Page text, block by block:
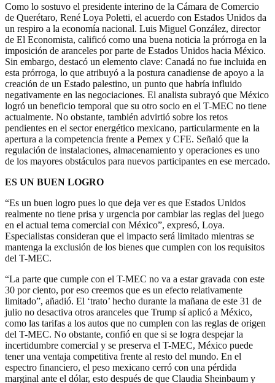
Como lo sostuvo el presidente interino de la Cámara de Comercio
de Querétaro, René Loya Poletti, el acuerdo con Estados Unidos da
un respiro a la economía nacional. Luis Miguel González, director
de El Economista, calificó como una buena noticia la prórroga en la
imposición de aranceles por parte de Estados Unidos hacia México.
Sin embargo, destacó un elemento clave: Canadá no fue incluida en
esta prórroga, lo que atribuyó a la postura canadiense de apoyo a la
creación de un Estado palestino, un punto que habría influido
negativamente en las negociaciones. El analista subrayó que México
logró un beneficio temporal que su otro socio en el T-MEC no tiene
actualmente. No obstante, también advirtió sobre los retos
pendientes en el sector energético mexicano, particularmente en la
apertura a la competencia frente a Pemex y CFE. Señaló que la
regulación de instalaciones, almacenamiento y operaciones es uno
de los mayores obstáculos para nuevos participantes en ese mercado.
ES UN BUEN LOGRO
“Es un buen logro pues lo que deja ver es que Estados Unidos
realmente no tiene prisa y urgencia por cambiar las reglas del juego
en el actual tema comercial con México”, expresó, Loya.
Especialistas consideran que el impacto será limitado mientras se
mantenga la exclusión de los bienes que cumplen con los requisitos
del T-MEC.
“La parte que cumple con el T-MEC no va a estar gravada con este
30 por ciento, por eso creemos que es un efecto relativamente
limitado”, añadió. El ‘trato’ hecho durante la mañana de este 31 de
julio no desactiva otros aranceles que Trump sí aplicó a México,
como las tarifas a los autos que no cumplen con las reglas de origen
del T-MEC. No obstante, confió en que si se logra despejar la
incertidumbre comercial y se preserva el T-MEC, México puede
tener una ventaja competitiva frente al resto del mundo. En el
espectro financiero, el peso mexicano cerró con una pérdida
marginal ante el dólar, esto después de que Claudia Sheinbaum y